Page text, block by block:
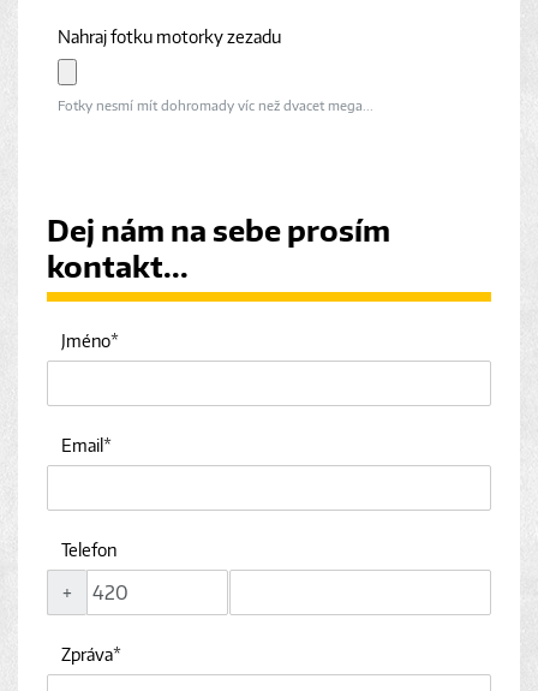
Nahraj fotku motorky zezadu
Fotky nesmí mít dohromady víc než dvacet mega...
Dej nám na sebe prosím
kontakt...
Jméno
Email
Telefon
+
Zpráva